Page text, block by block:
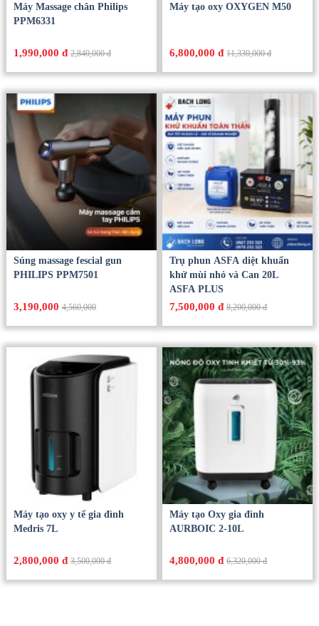
Máy Massage chân Philips
PPM6331
1,990,000 đ 2,840,000 đ
Máy tạo oxy OXYGEN M50
6,800,000 đ 11,330,000 đ
Súng massage fescial gun
PHILIPS PPM7501
3,190,0004,560,000
Trụ phun ASFA diệt khuẩn
khử mùi nhỏ và Can 20L
ASFA PLUS
7,500,000 đ 8,200,000 đ
Máy tạo oxy y tế gia đình
Medris 7L
2,800,000 đ 3,500,000 đ
Máy tạo Oxy gia đình
AURBOIC 2-10L
4,800,000 đ 6,320,000 đ